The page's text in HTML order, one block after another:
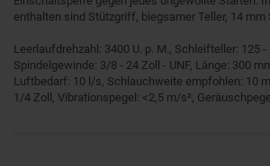
enthalten sind Stützgriff, biegsamer Teller, 14 mm
Leerlaufdrehzahl: 3400 U. p. M., Schleifteller: 125 -
Spindelgewinde: 3/8 - 24 Zoll - UNF, Länge: 300
Luftbedarf: 10 l/s, Schlauchweite empfohlen: 10
1/4 Zoll, Vibrationspegel: <2,5 m/s²,